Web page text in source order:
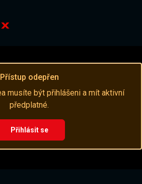
Přístup odepřen
musíte být přihlášeni a mít aktivní
předplatné.
Přihlásit se